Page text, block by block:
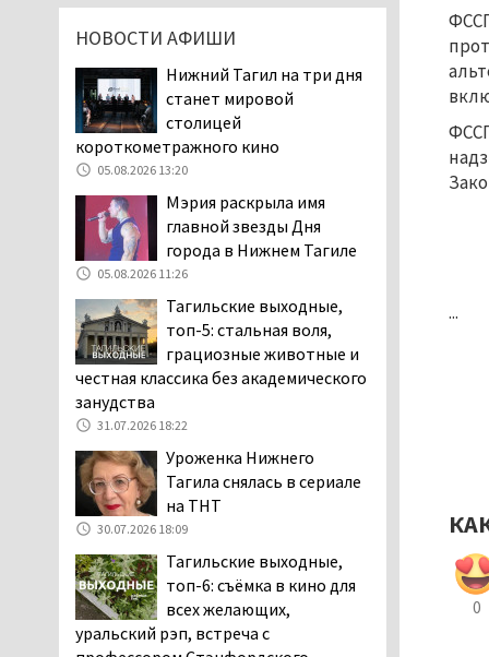
...
0
В Нижнем Тагиле
разыскивают 45-летнего
05.08.2026 11:10
Во втором квартале
текущего года
мошенники украли у
рублей
05.08.2026 10:58
Жителей центра Нижнего
оповещения о
заложенной бомбе
04.08.2026 17:57
движение здесь очень
надо пропускать, почти не видно».
Тагильчане пожаловались на плохой
обзор из-за высокой травы у дороги
на перекрёстке улиц Серова и
Первомайской
04.08.2026 16:53
Отлавливать собак в
Нижнем Тагиле будут
НОВОСТИ АФИШИ
Нижний Тагил на три дня
станет мировой
столицей
короткометражного кино
05.08.2026 13:20
Мэрия раскрыла имя
главной звезды Дня
города в Нижнем Тагиле
05.08.2026 11:26
Тагильские выходные,
топ-5: стальная воля,
грациозные животные и
честная классика без академического
занудства
31.07.2026 18:22
Уроженка Нижнего
Тагила снялась в сериале
на ТНТ
30.07.2026 18:09
Тагильские выходные,
топ-6: съёмка в кино для
всех желающих,
уральский рэп, встреча с